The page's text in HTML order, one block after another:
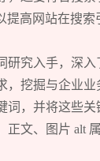
提高网站在搜
研究入手，深入
，挖掘与企业业
词，并将这些关
正文、图片 alt